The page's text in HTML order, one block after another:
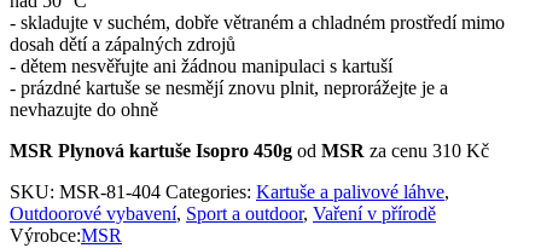
- skladujte v suchém, dobře větraném a chladném prostředí mimo
dosah dětí a zápalných zdrojů
- dětem nesvěřujte ani žádnou manipulaci s kartuší
- prázdné kartuše se nesmějí znovu plnit, neprorážejte je a
nevhazujte do ohně
MSR Plynová kartuše Isopro 450g od MSR za cenu 310 Kč
SKU: MSR-81-404 Categories: Kartuše a palivové láhve,
Outdoorové vybavení, Sport a outdoor, Vaření v přírodě
Výrobce:MSR